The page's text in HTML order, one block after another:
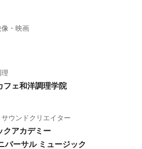
・映画
フェ和洋調理学院
ウンドクリエイター
クアカデミー
バーサル ミュージック